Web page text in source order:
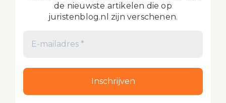
de nieuwste artikelen die op
juristenblog.nl zijn verschenen.